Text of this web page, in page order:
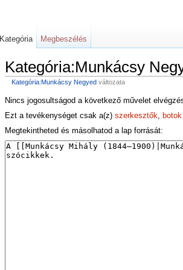
Kategória:Munkácsy
Kategória:Munkácsy Negyedváltozata
Nincs jogosultságod a következő művelet
Ezt a tevékenységet csak a(z) szerkesztők botok
Megtekintheted és másolhatod a lap forrását:
Kategória Megbeszélés